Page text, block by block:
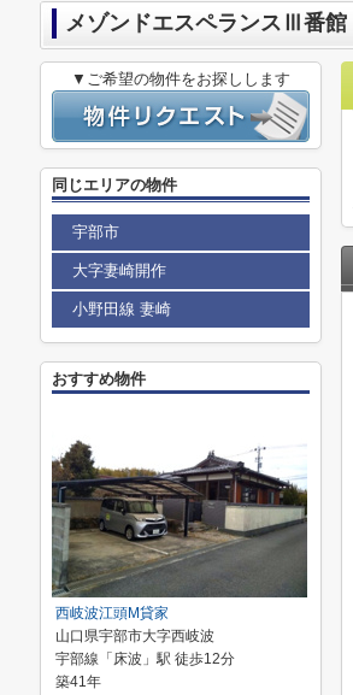
メゾンドエスペランスⅢ番館
▼ご希望の物件をお探しします
同じエリアの物件
宇部市
大字妻崎開作
小野田線 妻崎
おすすめ物件
西岐波江頭M貸家
山口県宇部市大字西岐波
宇部線「床波」駅 徒歩12分
築41年